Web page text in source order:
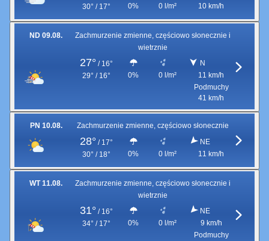
30° / 17°
0% 0 l/m²
10 km/h
ND 09.08.
Zachmurzenie zmienne, częściowo słonecznie i
wietrznie
27° / 16°
29° / 16°
0% 0 l/m²
N
11 km/h
Podmuchy
41 km/h
PN 10.08. Zachmurzenie zmienne, częściowo słonecznie
28° / 17°
30° / 18°
0% 0 l/m²
NE
11 km/h
WT 11.08.
Zachmurzenie zmienne, częściowo słonecznie i
wietrznie
31° / 16°
34° / 17°
0% 0 l/m²
NE
9 km/h
Podmuchy